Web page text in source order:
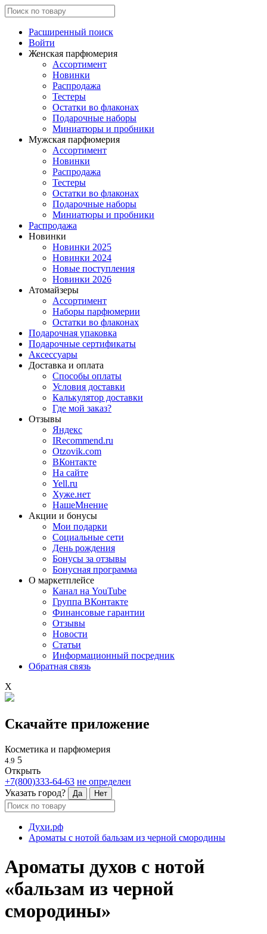
Расширенный поиск
Войти
Женская парфюмерия
Ассортимент
Новинки
Распродажа
Тестеры
Остатки во флаконах
Подарочные наборы
Миниатюры и пробники
Мужская парфюмерия
Ассортимент
Новинки
Распродажа
Тестеры
Остатки во флаконах
Подарочные наборы
Миниатюры и пробники
Распродажа
Новинки
Новинки 2025
Новинки 2024
Новые поступления
Новинки 2026
Атомайзеры
Ассортимент
Наборы парфюмерии
Остатки во флаконах
Подарочная упаковка
Подарочные сертификаты
Аксессуары
Доставка и оплата
Способы оплаты
Условия доставки
Калькулятор доставки
Где мой заказ?
Отзывы
Яндекс
IRecommend.ru
Otzovik.com
ВКонтакте
На сайте
Yell.ru
Хуже.нет
НашеМнение
Акции и бонусы
Мои подарки
Социальные сети
День рождения
Бонусы за отзывы
Бонусная программа
О маркетплейсе
Канал на YouTube
Группа ВКонтакте
Финансовые гарантии
Отзывы
Новости
Статьи
Информационный посредник
Обратная связь
X
Скачайте приложение
Косметика и парфюмерия
4.9 5
Открыть
+7(800)333-64-63 не определен
Указать город?
Да Нет
Духи.рф
Ароматы с нотой бальзам из черной смородины
Ароматы духов с нотой
«бальзам из черной
смородины»